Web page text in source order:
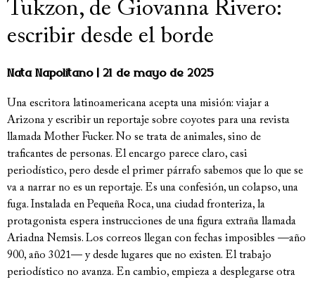
Tukzon, de Giovanna Rivero:
escribir desde el borde
Nata Napolitano 21 de mayo de 2025
Una escritora latinoamericana acepta una misión: viajar a
Arizona y escribir un reportaje sobre coyotes para una revista
llamada Mother Fucker. No se trata de animales, sino de
traficantes de personas. El encargo parece claro, casi
periodístico, pero desde el primer párrafo sabemos que lo que se
va a narrar no es un reportaje. Es una confesión, un colapso, una
fuga. Instalada en Pequeña Roca, una ciudad fronteriza, la
protagonista espera instrucciones de una figura extraña llamada
Ariadna Nemsis. Los correos llegan con fechas imposibles —año
900, año 3021— y desde lugares que no existen. El trabajo
periodístico no avanza. En cambio, empieza a desplegarse otra